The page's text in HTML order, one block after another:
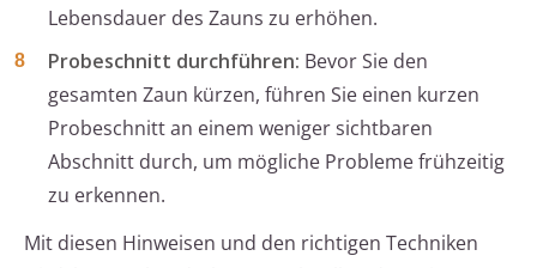
Lebensdauer des Zauns zu erhöhen.
Probeschnitt durchführen: Bevor Sie den
gesamten Zaun kürzen, führen Sie einen kurzen
Probeschnitt an einem weniger sichtbaren
Abschnitt durch, um mögliche Probleme frühzeitig
zu erkennen.
Mit diesen Hinweisen und den richtigen Techniken